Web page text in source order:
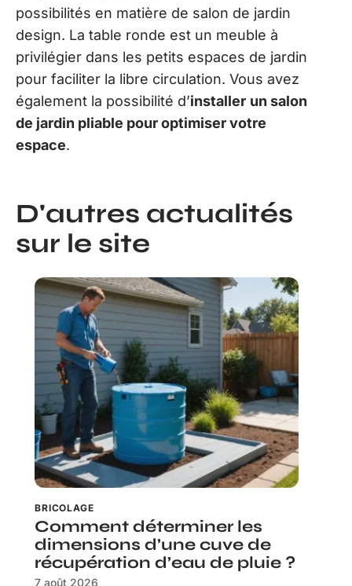
possibilités en matière de salon de jardin
design. La table ronde est un meuble à
privilégier dans les petits espaces de jardin
pour faciliter la libre circulation. Vous avez
également la possibilité d’installer un salon
de jardin pliable pour optimiser votre
espace.
D'autres actualités
sur le site
BRICOLAGE
Comment déterminer les
dimensions d’une cuve de
récupération d’eau de pluie ?
7 août 2026